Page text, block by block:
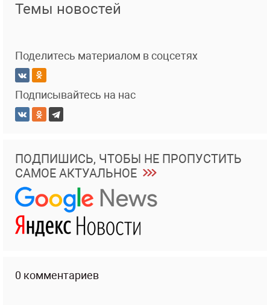
Темы новостей
Поделитесь материалом в соцсетях
Подписывайтесь на нас
ПОДПИШИСЬ, ЧТОБЫ НЕ ПРОПУСТИТЬ
САМОЕ АКТУАЛЬНОЕ
0 комментариев